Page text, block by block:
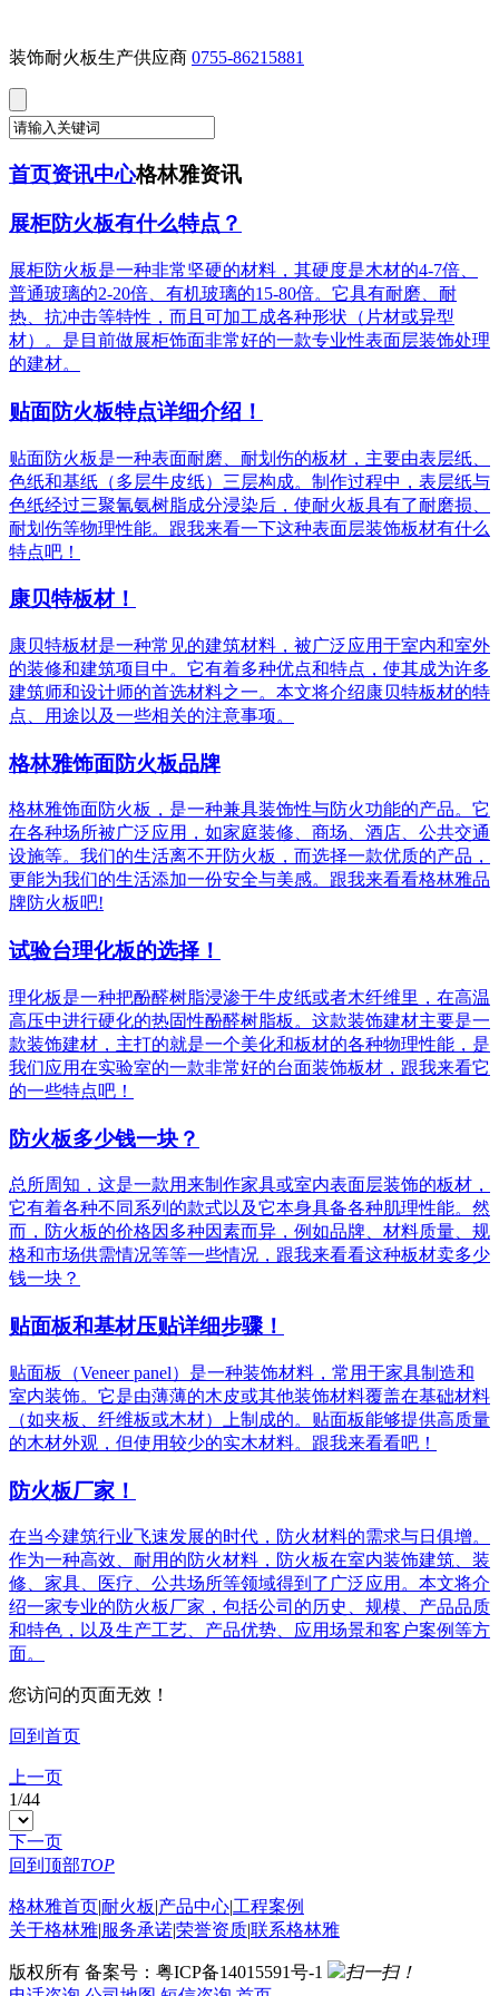
装饰耐火板生产供应商 0755-86215881
首页资讯中心格林雅资讯
展柜防火板有什么特点？
展柜防火板是一种非常坚硬的材料，其硬度是木材的4-7倍、
普通玻璃的2-20倍、有机玻璃的15-80倍。它具有耐磨、耐
热、抗冲击等特性，而且可加工成各种形状（片材或异型
材）。是目前做展柜饰面非常好的一款专业性表面层装饰处理
的建材。
贴面防火板特点详细介绍！
贴面防火板是一种表面耐磨、耐划伤的板材，主要由表层纸、
色纸和基纸（多层牛皮纸）三层构成。制作过程中，表层纸与
色纸经过三聚氰氨树脂成分浸染后，使耐火板具有了耐磨损、
耐划伤等物理性能。跟我来看一下这种表面层装饰板材有什么
特点吧！
康贝特板材！
康贝特板材是一种常见的建筑材料，被广泛应用于室内和室外
的装修和建筑项目中。它有着多种优点和特点，使其成为许多
建筑师和设计师的首选材料之一。本文将介绍康贝特板材的特
点、用途以及一些相关的注意事项。
格林雅饰面防火板品牌
格林雅饰面防火板，是一种兼具装饰性与防火功能的产品。它
在各种场所被广泛应用，如家庭装修、商场、酒店、公共交通
设施等。我们的生活离不开防火板，而选择一款优质的产品，
更能为我们的生活添加一份安全与美感。跟我来看看格林雅品
牌防火板吧!
试验台理化板的选择！
理化板是一种把酚醛树脂浸渗于牛皮纸或者木纤维里，在高温
高压中进行硬化的热固性酚醛树脂板。这款装饰建材主要是一
款装饰建材，主打的就是一个美化和板材的各种物理性能，是
我们应用在实验室的一款非常好的台面装饰板材，跟我来看它
的一些特点吧！
防火板多少钱一块？
总所周知，这是一款用来制作家具或室内表面层装饰的板材，
它有着各种不同系列的款式以及它本身具备各种肌理性能。然
而，防火板的价格因多种因素而异，例如品牌、材料质量、规
格和市场供需情况等等一些情况，跟我来看看这种板材卖多少
钱一块？
贴面板和基材压贴详细步骤！
贴面板（Veneer panel）是一种装饰材料，常用于家具制造和
室内装饰。它是由薄薄的木皮或其他装饰材料覆盖在基础材料
（如夹板、纤维板或木材）上制成的。贴面板能够提供高质量
的木材外观，但使用较少的实木材料。跟我来看看吧！
防火板厂家！
在当今建筑行业飞速发展的时代，防火材料的需求与日俱增。
作为一种高效、耐用的防火材料，防火板在室内装饰建筑、装
修、家具、医疗、公共场所等领域得到了广泛应用。本文将介
绍一家专业的防火板厂家，包括公司的历史、规模、产品品质
和特色，以及生产工艺、产品优势、应用场景和客户案例等方
面。
您访问的页面无效！
回到首页
上一页
1/44
下一页
回到顶部TOP
格林雅首页|耐火板|产品中心|工程案例
关于格林雅|服务承诺|荣誉资质|联系格林雅
版权所有 备案号：粤ICP备14015591号-1
扫一扫！